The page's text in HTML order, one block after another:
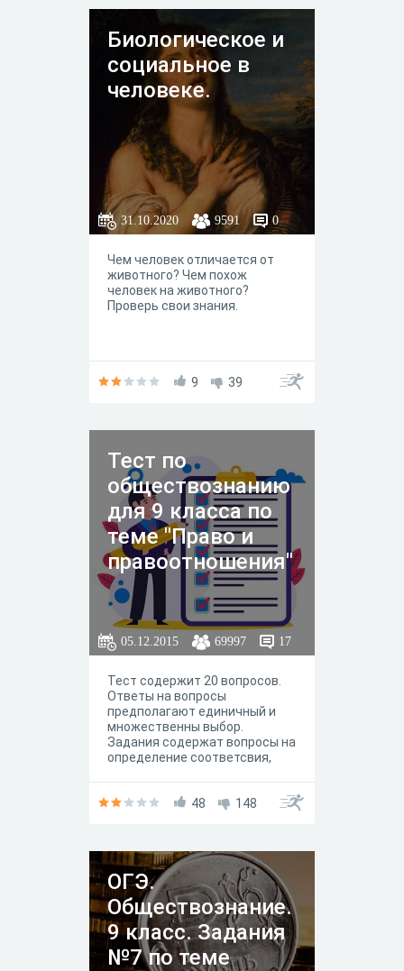
Биологическое и
социальное в
человеке.
31.10.2020 9591 0
Чем человек отличается от
животного? Чем похож
человек на животного?
Проверь свои знания.
9 39
Тест по
обществознанию
для 9 класса по
теме "Право и
правоотношения"
05.12.2015 69997 17
Тест содержит 20 вопросов.
Ответы на вопросы
предполагают единичный и
множественны выбор.
Задания содержат вопросы на
определение соответсвия,
сходства и отличия
остальные - отличия
48 148
ОГЭ.
Обществознание.
9 класс. Задания
№7 по теме